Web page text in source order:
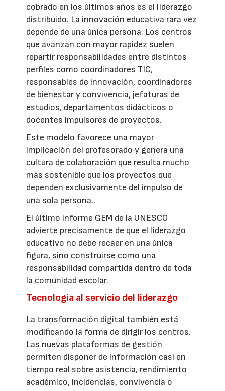
cobrado en los últimos años es el liderazgo
distribuido. La innovación educativa rara vez
depende de una única persona. Los centros
que avanzan con mayor rapidez suelen
repartir responsabilidades entre distintos
perfiles como coordinadores TIC,
responsables de innovación, coordinadores
de bienestar y convivencia, jefaturas de
estudios, departamentos didácticos o
docentes impulsores de proyectos.
Este modelo favorece una mayor
implicación del profesorado y genera una
cultura de colaboración que resulta mucho
más sostenible que los proyectos que
dependen exclusivamente del impulso de
una sola persona..
El último informe GEM de la UNESCO
advierte precisamente de que el liderazgo
educativo no debe recaer en una única
figura, sino construirse como una
responsabilidad compartida dentro de toda
la comunidad escolar.
Tecnología al servicio del liderazgo
La transformación digital también está
modificando la forma de dirigir los centros.
Las nuevas plataformas de gestión
permiten disponer de información casi en
tiempo real sobre asistencia, rendimiento
académico, incidencias, convivencia o